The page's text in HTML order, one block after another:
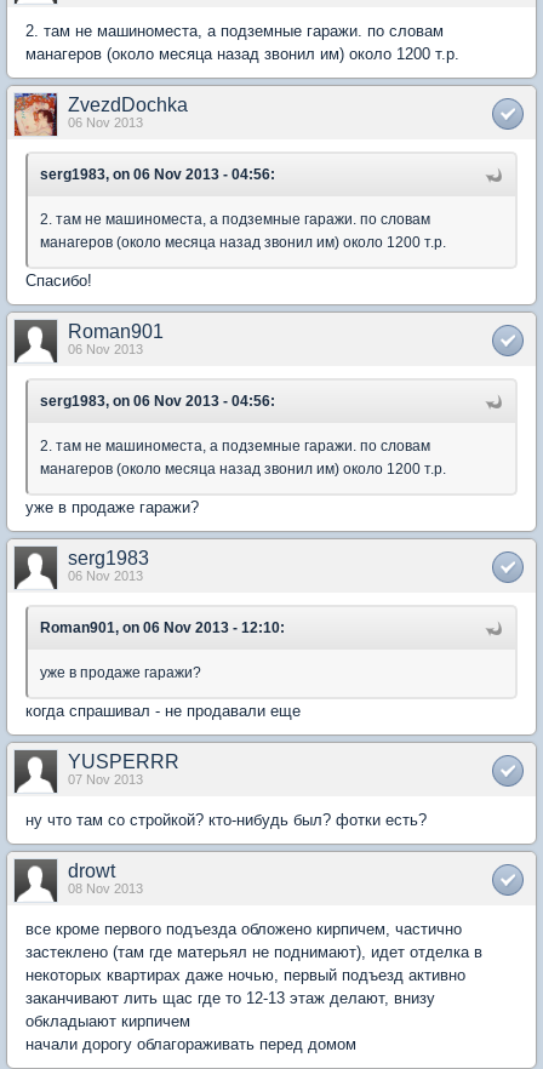
2. там не машиноместа, а подземные гаражи. по словам
манагеров (около месяца назад звонил им) около 1200 т.р.
ZvezdDochka
06 Nov 2013
serg1983, on 06 Nov 2013 - 04:56:
2. там не машиноместа, а подземные гаражи. по словам
манагеров (около месяца назад звонил им) около 1200 т.р.
Спасибо!
Roman901
06 Nov 2013
serg1983, on 06 Nov 2013 - 04:56:
2. там не машиноместа, а подземные гаражи. по словам
манагеров (около месяца назад звонил им) около 1200 т.р.
уже в продаже гаражи?
serg1983
06 Nov 2013
Roman901, on 06 Nov 2013 - 12:10:
уже в продаже гаражи?
когда спрашивал - не продавали еще
YUSPERRR
07 Nov 2013
ну что там со стройкой? кто-нибудь был? фотки есть?
drowt
08 Nov 2013
все кроме первого подъезда обложено кирпичем, частично
застеклено (там где матерьял не поднимают), идет отделка в
некоторых квартирах даже ночью, первый подъезд активно
заканчивают лить щас где то 12-13 этаж делают, внизу
обкладыают кирпичем
начали дорогу облагораживать перед домом